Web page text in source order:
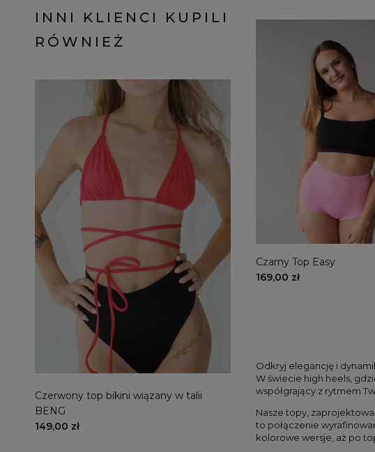
INNI KLIENCI KUPILI
RÓWNIEŻ
Czerwony top bikini wiązany w talii
BENG
149,00 zł
Różowy top bikini wiązany
149,00 zł
Czarny Top Easy
169,00 zł
Odkryj elegancję i
W świecie high heels,
współgrający z rytmem
Nasze topy,
to połączenie
kolorowe wersje, aż po